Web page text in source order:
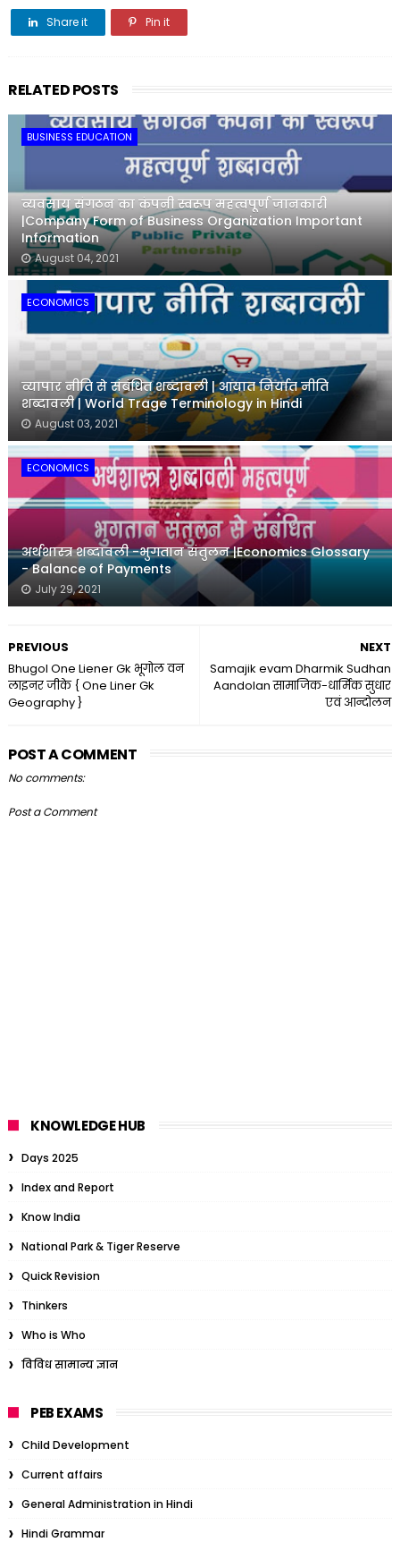
Share it Pin it
RELATED POSTS
BUSINESS EDUCATION
व्यवसाय संगठन का कंपनी स्वरूप महत्वपूर्ण जानकारी
|Company Form of Business Organization Important
Information
August 04, 2021
ECONOMICS
व्यापार नीति से संबंधित शब्दावली | आयात निर्यात नीति
शब्दावली | World Trage Terminology in Hindi
August 03, 2021
ECONOMICS
अर्थशास्त्र शब्दावली -भुगतान संतुलन |Economics Glossary
- Balance of Payments
July 29, 2021
NEXT
Samajik evam Dharmik Sudhan
Aandolan सामाजिक-धार्मिक सुधार
एवं आन्दोलन
PREVIOUS
Bhugol One Liener Gk भूगोल वन
लाइनर जीके { One Liner Gk
Geography }
POST A COMMENT
No comments:
Post a Comment
KNOWLEDGE HUB
Days 2025
Index and Report
Know India
National Park & Tiger Reserve
Quick Revision
Thinkers
Who is Who
विविध सामान्य ज्ञान
PEB EXAMS
Child Development
Current affairs
General Administration in Hindi
Hindi Grammar